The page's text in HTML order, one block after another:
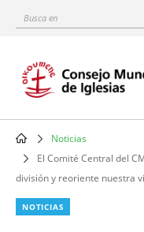
content
Busca
Main
navigation
Noticias
El Comité Central del
división y reoriente nuestra
NOTICIAS